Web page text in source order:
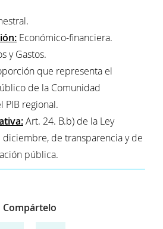
Económico-financiera.
y Gastos.
que representa el
de la Comunidad
PIB regional.
Art. 24. B.b) de la Ley
de transparencia y de
pública.
Compártelo